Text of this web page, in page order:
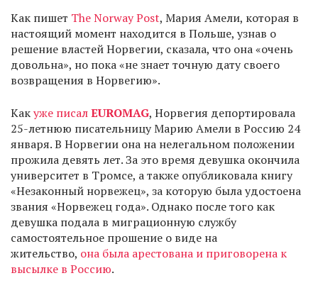
Как пишет The Norway Post, Мария Амели, которая в
настоящий момент находится в Польше, узнав о
решение властей Норвегии, сказала, что она «очень
довольна», но пока «не знает точную дату своего
возвращения в Норвегию».
Какуже писалEUROMAG, Норвегия депортировала
25-летнюю писательницу Марию Амели в Россию 24
января. В Норвегии она на нелегальном положении
прожила девять лет. За это время девушка окончила
университет в Тромсе, а также опубликовала книгу
«Незаконный норвежец», за которую была удостоена
звания «Норвежец года». Однако после того как
девушка подала в миграционную службу
самостоятельное прошение о виде на
жительство, она была арестована и приговорена к
высылке в Россию.